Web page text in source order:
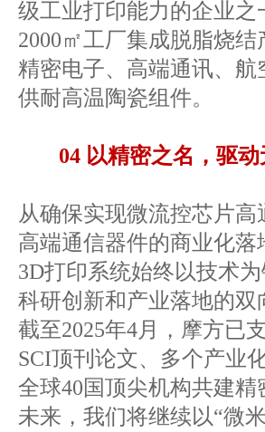
级工业打印能力的企业之
2000㎡工厂集成脱脂烧结
精密电子、高端通讯、航
供耐高温陶瓷组件。
04 以精密之名，驱
从确保实现微流控芯片高
高端通信器件的商业化落
3D打印系统始终以技术
科研创新和产业落地的双
截至2025年4月，摩方已
SCI顶刊论文、多个产业
全球40国顶尖机构共建精
未来，我们将继续以“微